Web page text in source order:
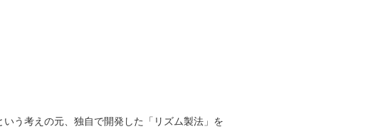
う考えの元、独自で開発した「リズム製法」を